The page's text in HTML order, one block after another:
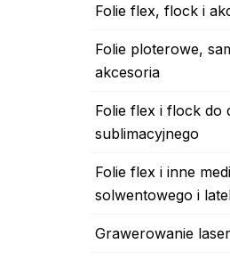
Folie flex, flock i
Folie ploterowe,
akcesoria
Folie flex i flock do
sublimacyjnego
Folie flex i inne
solwentowego i
Grawerowanie